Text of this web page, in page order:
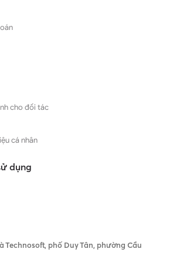
cho đối tác
cá nhân
dụng
Technosoft, phố Duy Tân, phường Cầu